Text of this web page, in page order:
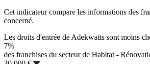
Cet indicateur compare les informations des
concerné.
Les droits d'entrée de Adekwatts sont moins
7%
des franchises du secteur de Habitat -